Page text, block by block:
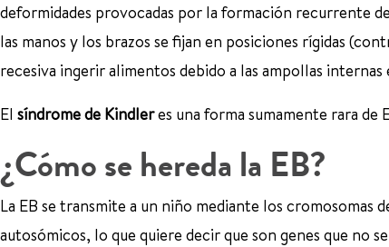
deformidades provocadas por la formación recurrente
las manos y los brazos se fijan en posiciones rígidas
recesiva ingerir alimentos debido a las ampollas
El síndrome de Kindleres una forma sumamente rara de
¿Cómo se hereda la EB?
La EB se transmite a un niño mediante los cromosomas
autosómicos, lo que quiere decir que son genes que no